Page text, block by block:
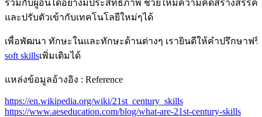
ร่วมกับผู้อื่นได้อย่างมีประสิทธิภาพ ช่วยให้มีความคิดสร้างสรรค์
และปรับตัวเข้ากับเทคโนโลยีใหม่ๆได้
เพื่อพัฒนา ทักษะในและทักษะด้านต่างๆ เรายินดีให้คำปรึกษาฟ
soft skillsเพิ่มเติมได้
แหล่งข้อมูลอ้างอิง : Reference
https://en.wikipedia.org/wiki/21st_century_skills
https://www.aeseducation.com/blog/what-are-21st-century-skills